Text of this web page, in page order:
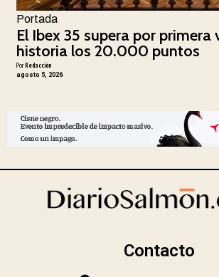
Portada
El Ibex 35 supera por primera
historia los 20.000 puntos
PorRedacción
agosto 5, 2026
Contacto